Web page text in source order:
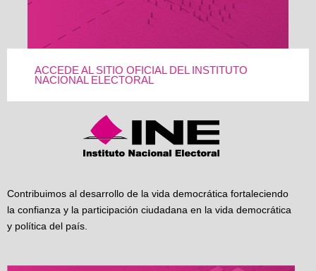
ACCEDE AL SITIO OFICIAL DEL INSTITUTO
NACIONAL ELECTORAL
Contribuimos al desarrollo de la vida democrática fortaleciendo
la confianza y la participación ciudadana en la vida democrática
y política del país.